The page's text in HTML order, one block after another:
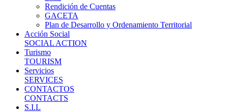
Rendición de Cuentas
GACETA
Plan de Desarrollo y Ordenamiento Territorial
Acción Social
SOCIAL ACTION
Turismo
TOURISM
Servicios
SERVICES
CONTACTOS
CONTACTS
S.I.L